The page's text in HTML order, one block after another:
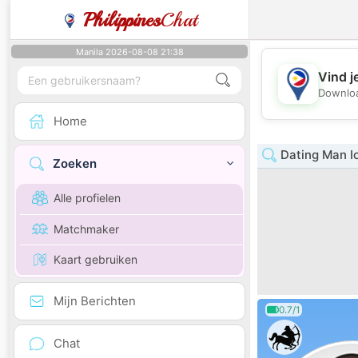
PhilippinesChat
Manila 2026-08-08 21:38
Home
Zoeken
Alle profielen
Matchmaker
Kaart gebruiken
Mijn Berichten
Chat
Vind
Dating Man
0.7/1